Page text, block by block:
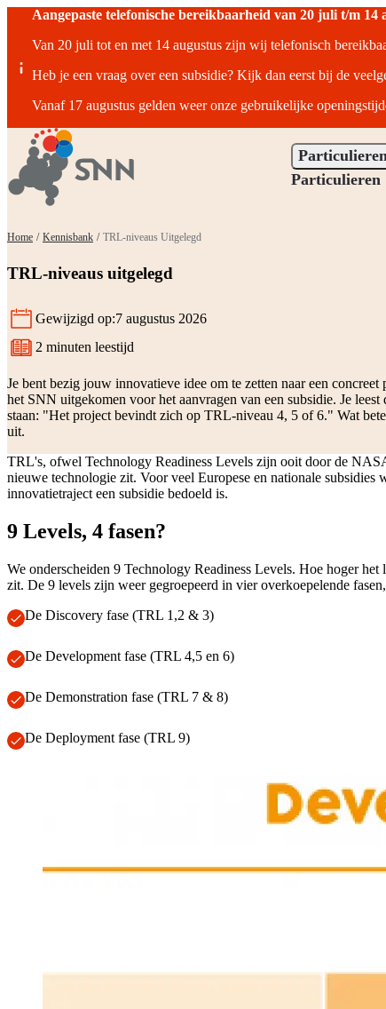
Aangepaste telefonische bereikbaarheid van 20 juli t/m 14
Van 20 juli tot en met 14 augustus zijn wij telefonisch
Heb je een vraag over een subsidie? Kijk dan eerst bij de
Vanaf 17 augustus gelden weer onze gebruikelijke
Particulieren
Home / Kennisbank / TRL-niveaus Uitgelegd
TRL-niveaus uitgelegd
Gewijzigd op:7 augustus 2026
Leestijd:
2 minuten leestijd
Je bent bezig jouw innovatieve idee om te zetten naar een
het SNN uitgekomen voor het aanvragen van een subsidie. Je
staan: "Het project bevindt zich op TRL-niveau 4, 5 of 6." Wat
uit.
TRL's, ofwel Technology Readiness Levels zijn ooit door de
nieuwe technologie zit. Voor veel Europese en nationale
innovatietraject een subsidie bedoeld is.
9 Levels, 4 fasen?
We onderscheiden 9 Technology Readiness Levels. Hoe hoger
zit. De 9 levels zijn weer gegroepeerd in vier overkoepelende
De Discovery fase (TRL 1,2 & 3)
De Development fase (TRL 4,5 en 6)
De Demonstration fase (TRL 7 & 8)
De Deployment fase (TRL 9)